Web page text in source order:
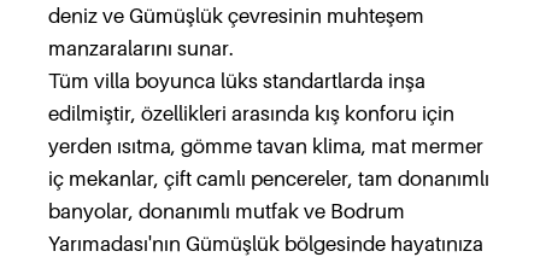
deniz ve Gümüşlük çevresinin muhteşem
manzaralarını sunar.
Tüm villa boyunca lüks standartlarda inşa
edilmiştir, özellikleri arasında kış konforu için
yerden ısıtma, gömme tavan klima, mat mermer
iç mekanlar, çift camlı pencereler, tam donanımlı
banyolar, donanımlı mutfak ve Bodrum
Yarımadası'nın Gümüşlük bölgesinde hayatınıza